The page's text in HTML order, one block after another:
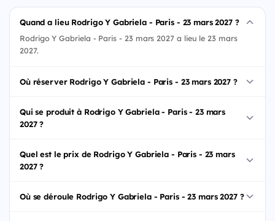
Quand a lieu Rodrigo Y Gabriela - Paris - 23 mars 2027 ?
Rodrigo Y Gabriela - Paris - 23 mars 2027 a lieu le 23 mars
2027.
Où réserver Rodrigo Y Gabriela - Paris - 23 mars 2027 ?
Qui se produit à Rodrigo Y Gabriela - Paris - 23 mars
2027 ?
Quel est le prix de Rodrigo Y Gabriela - Paris - 23 mars
2027 ?
Où se déroule Rodrigo Y Gabriela - Paris - 23 mars 2027 ?